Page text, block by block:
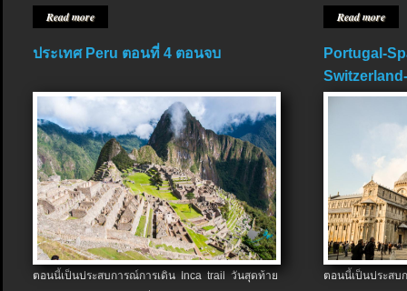
Read more Read more
ประเทศ Peru ตอนที่ 4 ตอนจบ
ตอนนี้เป็นประสบการณ์การเดิน Inca trail วันสุดท้าย
Portugal-
ตอนนี้เป็นประส